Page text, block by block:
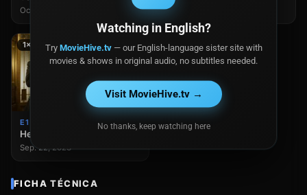
Oct. 06, 2023 Sep. 29, 2023
1×1
E1
Hermanos de armas
Sep. 22, 2023
FICHA TÉCNICA
Watching in English?
Try MovieHive.tv— our English-language sister site with
movies & shows in original audio, no subtitles needed.
Visit MovieHive.tv →
No thanks, keep watching here